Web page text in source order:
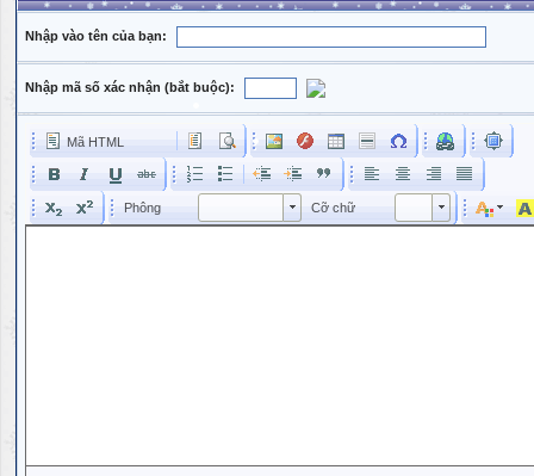
Nhập vào tên của bạn:
Nhập mã số xác nhận (bắt buộc):
Mã HTML
Phông Phông Cỡ chữ Kích cỡ phông